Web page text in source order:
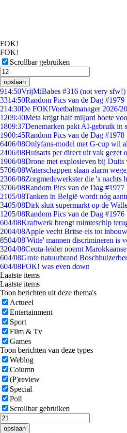
FOK!
FOK!
Scrollbar gebruiken
opslaan
914:50VrijMiBabes #316 (not very sfw!)
3314:50Random Pics van de Dag #1979
214:30De FOK!Voetbalmanager 2026/
1209:40Meta krijgt half miljard boete
1809:37Denemarken pakt AI-gebruik in
1900:45Random Pics van de Dag #1978
6406/08Onlyfans-model met G-cup wil
2406/08Huisarts per direct uit vak gezet
1906/08Drone met explosieven bij
5706/08Waterschappen slaan alarm
2306/08Zorgmedewerkster die 's nachts
3706/08Random Pics van de Dag #1977
2105/08Tanken in België wordt nóg
3405/08Dirk sluit supermarkt op de
1205/08Random Pics van de Dag #1976
604/08Kraftwerk brengt ruimteschip
2004/08Apple vecht Britse eis tot
8504/08'Witte' mannen discrimineren is
3204/08Ceuta-leider noemt
604/08Grote natuurbrand
604/08FOK! was even down
Laatste items
Laatste items
Toon berichten uit deze thema's
Actueel
Entertainment
Sport
Film & Tv
Games
Toon berichten van deze types
Weblog
Column
(P)review
Special
Poll
Scrollbar gebruiken
opslaan